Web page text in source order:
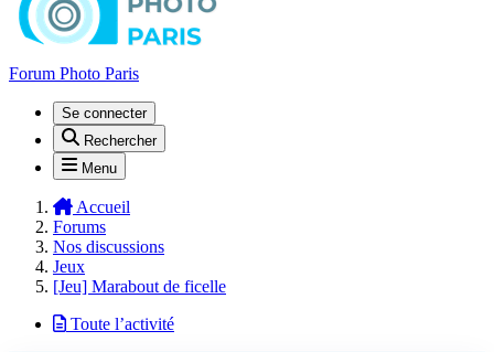
Forum Photo Paris
Se connecter
Rechercher
Menu
Accueil
Forums
Nos discussions
Jeux
[Jeu] Marabout de ficelle
Toute l’activité